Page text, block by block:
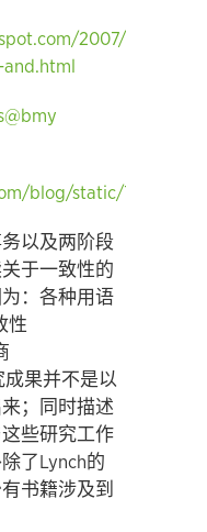
2007/06/brief-
blog/static/
以及两阶段
于一致性的
：各种用语
性
成果并不是以
；同时描述
些研究工作
了Lynch的
书籍涉及到